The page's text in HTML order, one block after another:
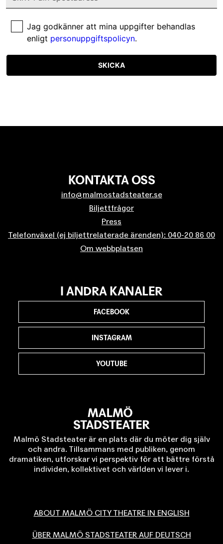
Jag godkänner att mina uppgifter behandlas
enligt personuppgiftspolicyn.
SKICKA
KONTAKTA OSS
info@malmostadsteater.se
Biljettfrågor
Press
Telefonväxel (ej biljettrelaterade ärenden): 040-20 86 00
Om webbplatsen
Malmö Stadsteater är en plats där du möter dig själv
och andra. Tillsammans med publiken, genom
dramatiken, utforskar vi perspektiv för att bättre förstå
individen, kollektivet och världen vi lever i.
ABOUT MALMÖ CITY THEATRE IN ENGLISH
ÜBER MALMÖ STADSTEATER AUF DEUTSCH
I ANDRA KANALER
FACEBOOK
INSTAGRAM
YOUTUBE